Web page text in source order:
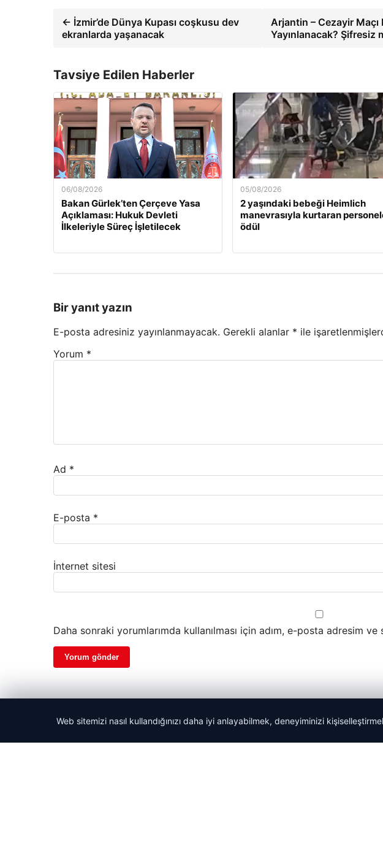
← İzmir’de Dünya Kupası coşkusu dev
ekranlarda yaşanacak
Arjantin – Cezayir
Yayınlanacak? Şifresiz
Tavsiye Edilen Haberler
06/08/2026
Bakan Gürlek’ten Çerçeve Yasa
Açıklaması: Hukuk Devleti
İlkeleriyle Süreç İşletilecek
05/08/2026
2 yaşındaki bebeği Heimlich
manevrasıyla kurtaran
ödül
Bir yanıt yazın
E-posta adresiniz yayınlanmayacak. Gerekli alanlar * ile
Yorum *
Ad *
E-posta *
İnternet sitesi
Daha sonraki yorumlarımda kullanılması için adım, e-posta adresim
Web sitemizi nasıl kullandığınızı daha iyi anlayabilmek, deneyiminizi